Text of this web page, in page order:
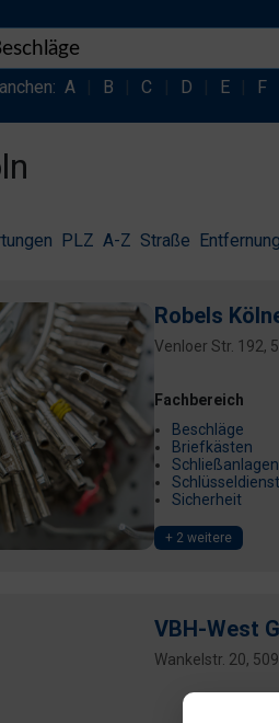
A B C D E F
PLZ A-Z Straße Entfernung
Robels
Venloer Str. 192,
Fachbereich
Beschläge
Briefkästen
Schließanlagen
Schlüsseldienst
Sicherheit
+ 2 weitere
VBH-West
Wankelstr. 20,